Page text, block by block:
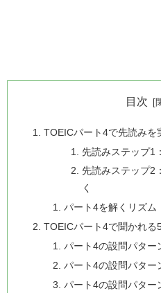
目次
TOEICパート4で先読みを
先読みステップ1
先読みステップ2
く
パート4を解くリズム
TOEICパート4で聞かれる
パート4の設問パタ
パート4の設問パタ
パート4の設問パタ